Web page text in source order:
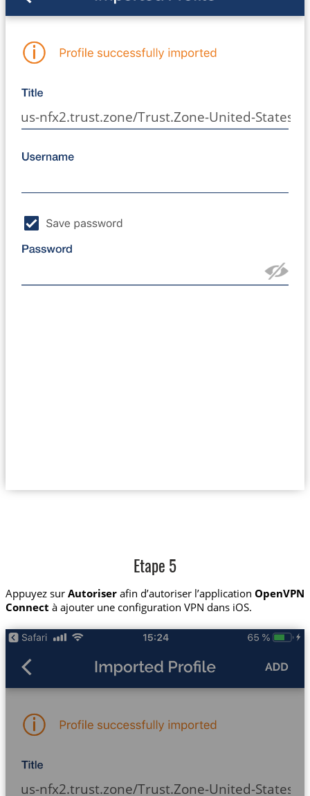
us-nfx2.trust.zone/Trust.Zone-United-States-
Etape 5
Appuyez sur Autoriserafin d’autoriser l’applicationOpenVPN
Connect à ajouter une configuration VPN dans iOS.
us-nfx2.trust.zone/Trust.Zone-United-States-